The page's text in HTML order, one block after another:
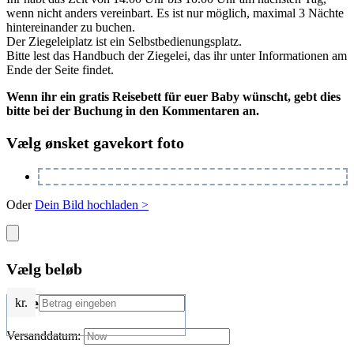
wenn nicht anders vereinbart. Es ist nur möglich, maximal 3 Nächte
hintereinander zu buchen.
Der Ziegeleiplatz ist ein Selbstbedienungsplatz.
Bitte lest das Handbuch der Ziegelei, das ihr unter Informationen am
Ende der Seite findet.
Wenn ihr ein gratis Reisebett für euer Baby wünscht, gebt dies
bitte bei der Buchung in den Kommentaren an.
Vælg ønsket gavekort foto
OderDein Bild hochladen >
Vælg beløb
kr.
Leveringsinformation
Versanddatum: